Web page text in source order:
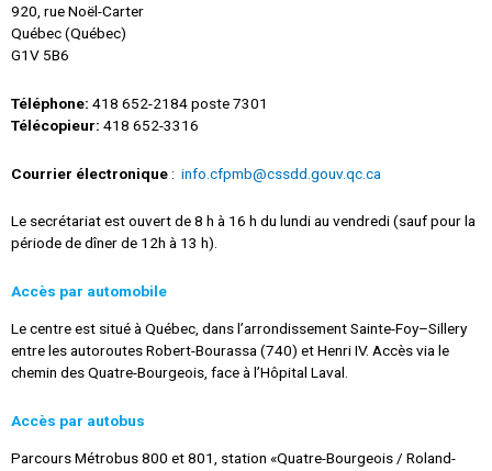
920, rue Noël-Carter
Québec (Québec)
G1V 5B6
Téléphone: 418 652-2184 poste 7301
Télécopieur: 418 652-3316
Courrier électronique : info.cfpmb@cssdd.gouv.qc.ca
Le secrétariat est ouvert de 8 h à 16 h du lundi au vendredi (sauf pour la
période de dîner de 12h à 13 h).
Accès par automobile
Le centre est situé à Québec, dans l’arrondissement Sainte-Foy–Sillery
entre les autoroutes Robert-Bourassa (740) et Henri IV. Accès via le
chemin des Quatre-Bourgeois, face à l’Hôpital Laval.
Accès par autobus
Parcours Métrobus 800 et 801, station «Quatre-Bourgeois / Roland-